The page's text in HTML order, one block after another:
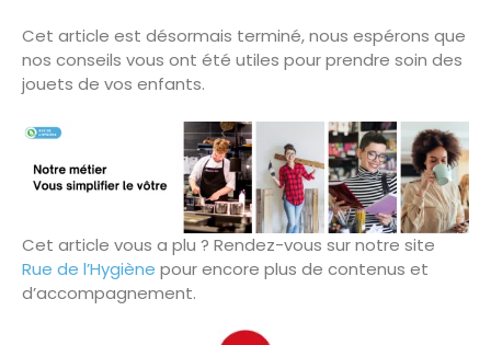
Cet article est désormais terminé, nous espérons que
nos conseils vous ont été utiles pour prendre soin des
jouets de vos enfants.
Cet article vous a plu ? Rendez-vous sur notre site
Rue de l’Hygiène pour encore plus de contenus et
d’accompagnement.